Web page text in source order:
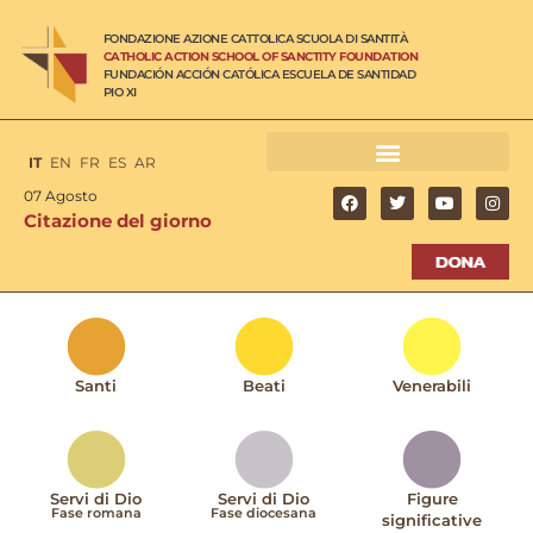
FONDAZIONE AZIONE CATTOLICA SCUOLA DI SANTITÀ
CATHOLIC ACTION SCHOOL OF SANCTITY FOUNDATION
FUNDACIÓN ACCIÓN CATÓLICA ESCUELA DE SANTIDAD
PIO XI
IT EN FR ES AR
07 Agosto
Citazione del giorno
Santi Beati Venerabili
Servi di Dio
Fase romana
Servi di Dio
Fase diocesana
Figure
significative